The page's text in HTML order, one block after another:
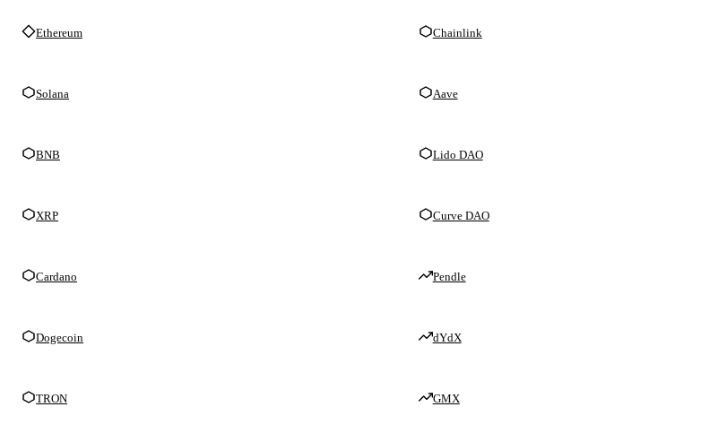
Ethereum
Solana
BNB
XRP
Cardano
Dogecoin
TRON
Chainlink
Aave
Lido DAO
Curve DAO
Pendle
dYdX
GMX